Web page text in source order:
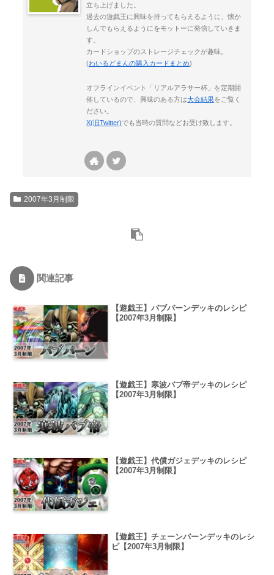
立ち上げました。
過去の遊戯王に興味を持ってもらえるように、懐か
しんでもらえるようにをモットーに発信していきま
す。
カードショップのストレージチェックが趣味。
(わいるどまんの購入カードまとめ)
オフラインイベント「リアルアラサー杯」を定期開
催しているので、興味のある方は大会結果をご覧く
ださい。
X(旧Twitter)でも当時の質問などお受け致します。
2007年3月制限
関連記事
【遊戯王】バブバーンデッキのレシピ
【2007年3月制限】
【遊戯王】寒波バブ帝デッキのレシピ
【2007年3月制限】
【遊戯王】代償ガジェデッキのレシピ
【2007年3月制限】
【遊戯王】チェーンバーンデッキのレシ
ピ【2007年3月制限】